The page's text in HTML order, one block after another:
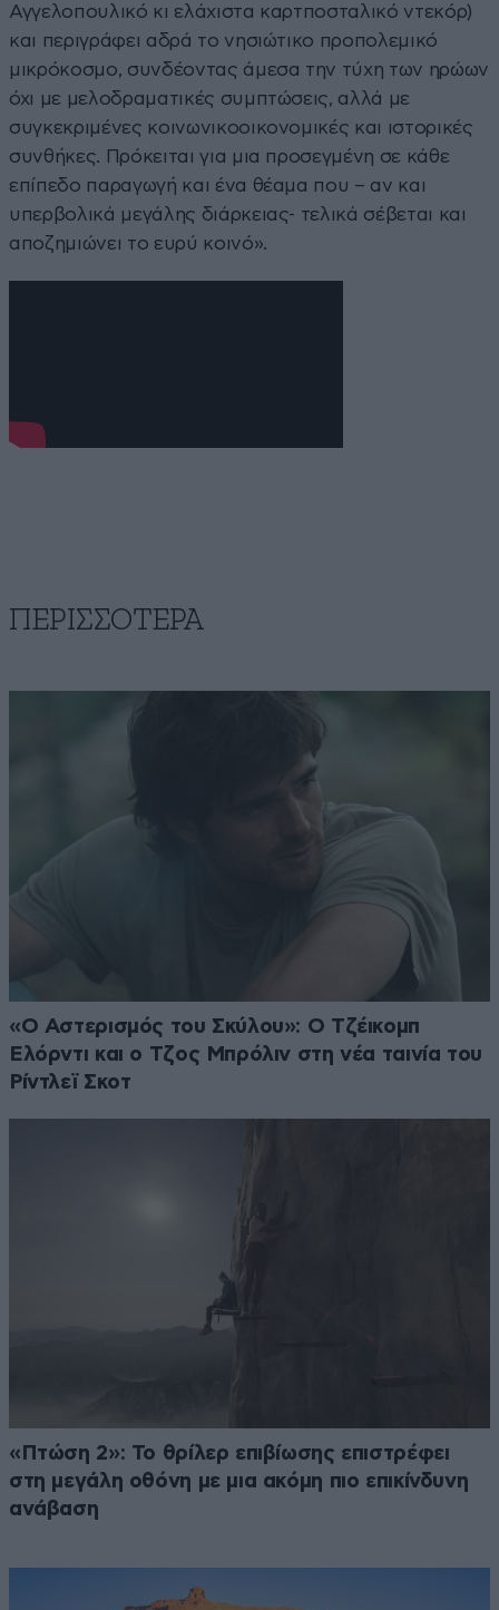
Αγγελοπουλικό κι ελάχιστα καρτποσταλικό ντεκόρ)
και περιγράφει αδρά το νησιώτικο προπολεμικό
μικρόκοσμο, συνδέοντας άμεσα την τύχη των ηρώων
όχι με μελοδραματικές συμπτώσεις, αλλά με
συγκεκριμένες κοινωνικοοικονομικές και ιστορικές
συνθήκες. Πρόκειται για μια προσεγμένη σε κάθε
επίπεδο παραγωγή και ένα θέαμα που – αν και
υπερβολικά μεγάλης διάρκειας- τελικά σέβεται και
αποζημιώνει το ευρύ κοινό».
ΠΕΡΙΣΣΟΤΕΡΑ
«Ο Αστερισμός του Σκύλου»: Ο Τζέικομπ
Ελόρντι και ο Τζος Μπρόλιν στη νέα ταινία του
Ρίντλεϊ Σκοτ
«Πτώση 2»: Το θρίλερ επιβίωσης επιστρέφει
στη μεγάλη οθόνη με μια ακόμη πιο επικίνδυνη
ανάβαση